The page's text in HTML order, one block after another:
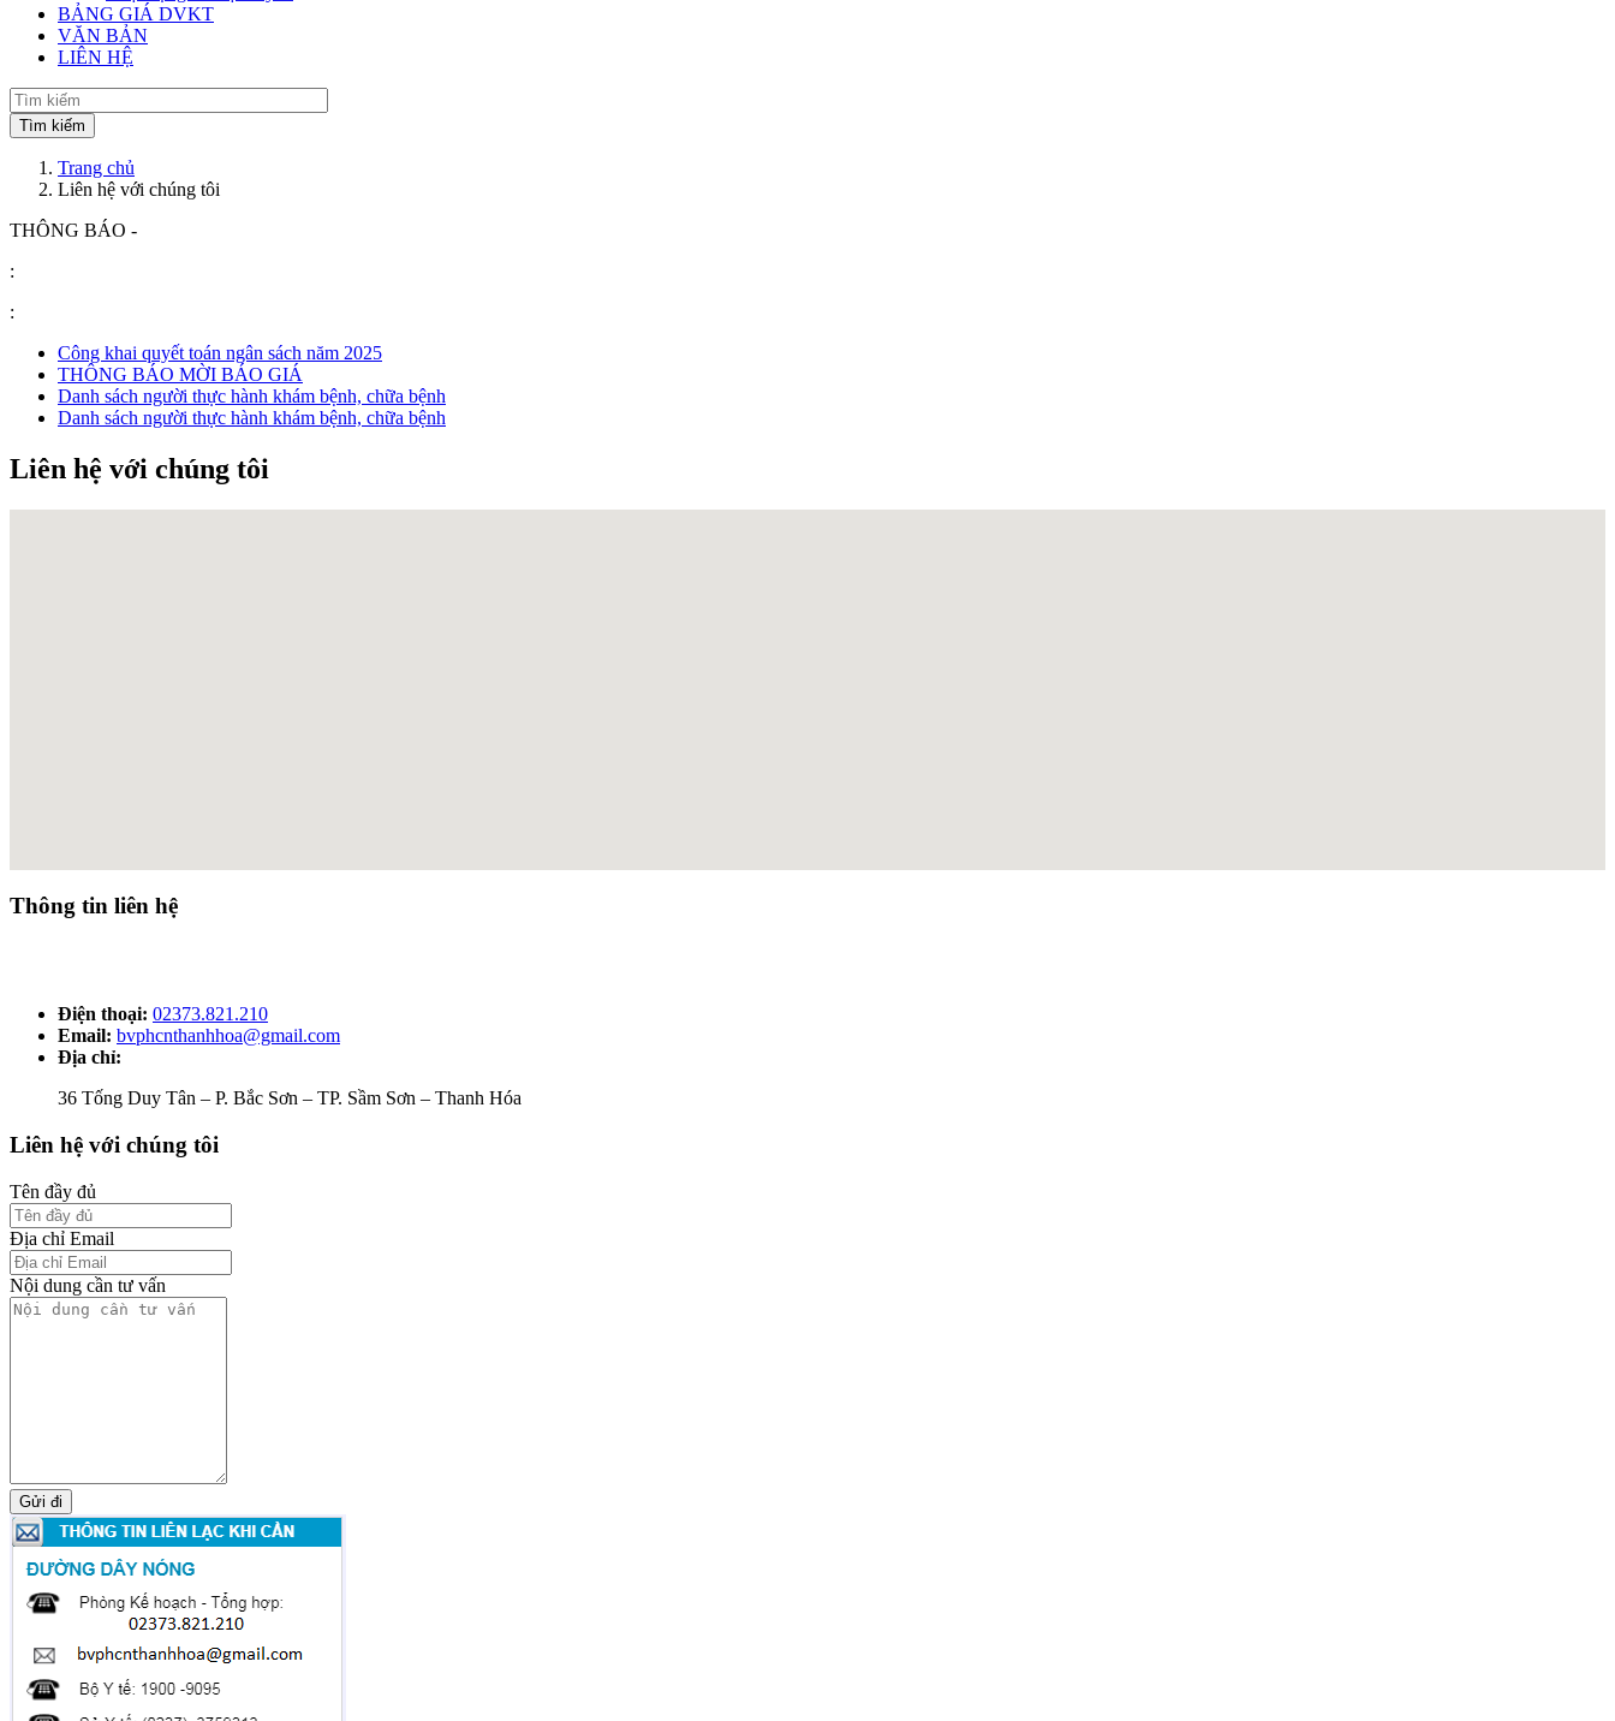
BẢNG GIÁ DVKT
VĂN BẢN
LIÊN HỆ
Trang chủ
Liên hệ với chúng tôi
THÔNG BÁO -
:
:
Công khai quyết toán ngân sách năm 2025
THÔNG BÁO MỜI BÁO GIÁ
Danh sách người thực hành khám bệnh, chữa bệnh
Danh sách người thực hành khám bệnh, chữa bệnh
Liên hệ với chúng tôi
Thông tin liên hệ
Điện thoại: 02373.821.210
Email: bvphcnthanhhoa@gmail.com
Địa chỉ:
36 Tống Duy Tân – P. Bắc Sơn – TP. Sầm Sơn – Thanh Hóa
Liên hệ với chúng tôi
Tên đầy đủ
Địa chỉ Email
Nội dung cần tư vấn
Gửi đi